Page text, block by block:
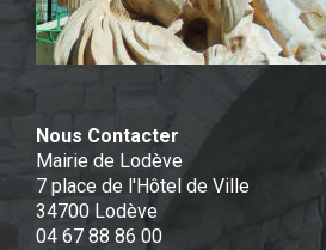
Nous Contacter
Mairie de Lodève
7 place de l'Hôtel de Ville
34700 Lodève
04 67 88 86 00